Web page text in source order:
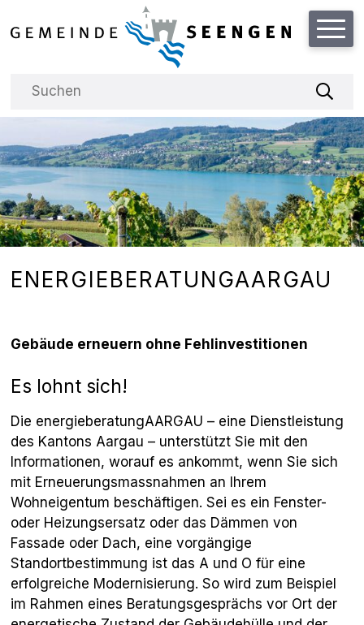
NAVIGIEREN IN DER GEMEINDE
Schnellnavigation
Hauptnavigation
Suchbegriff
ENERGIEBERATUNGAARGAU
Gebäude erneuern ohne Fehlinvestitionen
Es lohnt sich!
Die energieberatungAARGAU – eine Dienstleistung
des Kantons Aargau – unterstützt Sie mit den
Informationen, worauf es ankommt, wenn Sie sich
mit Erneuerungsmassnahmen an Ihrem
Wohneigentum beschäftigen. Sei es ein Fenster-
oder Heizungsersatz oder das Dämmen von
Fassade oder Dach, eine vorgängige
Standortbestimmung ist das A und O für eine
erfolgreiche Modernisierung. So wird zum Beispiel
im Rahmen eines Beratungsgesprächs vor Ort der